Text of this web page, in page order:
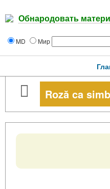
Обнародовать
MD Мир
Roză ca